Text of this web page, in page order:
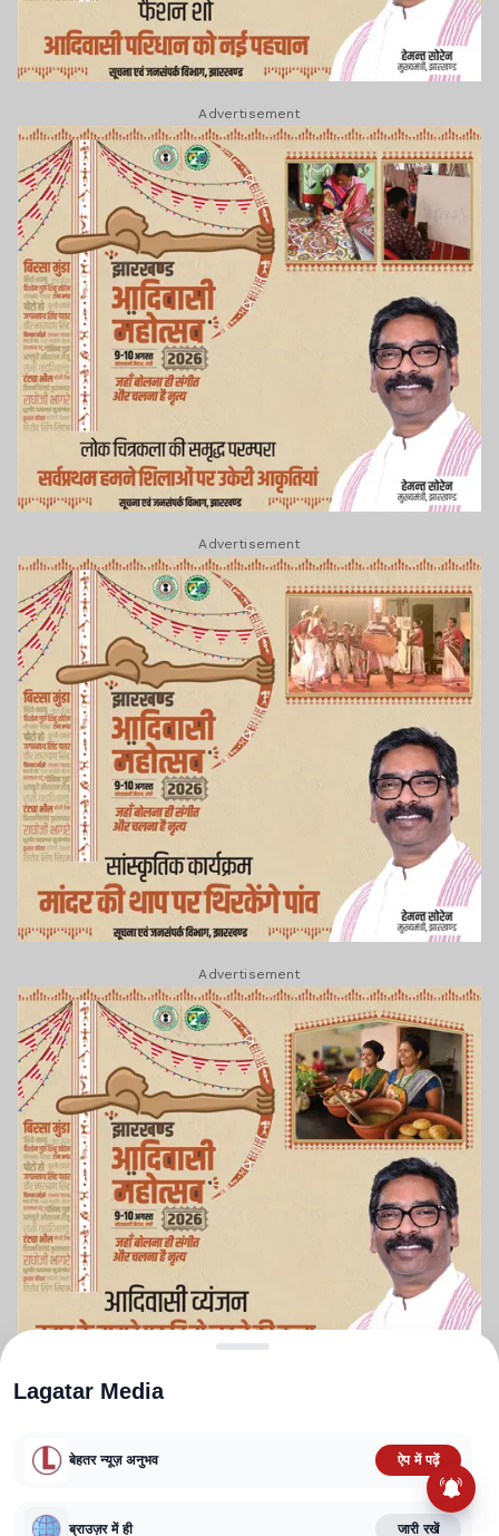
Advertisement
Advertisement
Advertisement
TERMS AND CONDITIONS
CORRECTIONS POLICY
FACT CHECKING POLICY
Lagatar Media
बेहतर न्यूज़ अनुभव ऐप में पढ़ें
ब्राउज़र में ही जारी रखें